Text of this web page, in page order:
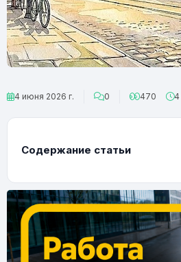
4 июня 2026 г. 0 470 4
Содержание статьи